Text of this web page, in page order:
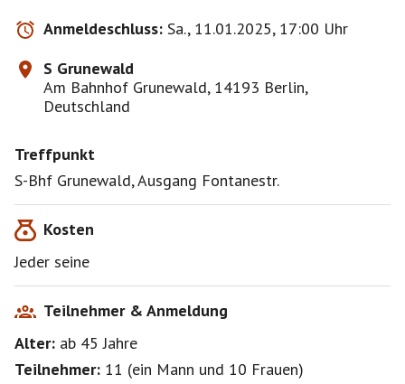
Anmeldeschluss: Sa., 11.01.2025, 17:00 Uhr
S Grunewald
Am Bahnhof Grunewald, 14193 Berlin,
Deutschland
Treffpunkt
S-Bhf Grunewald, Ausgang Fontanestr.
Kosten
Jeder seine
Teilnehmer & Anmeldung
Alter: ab 45Jahre
Teilnehmer: 11 (ein Mann und 10 Frauen)